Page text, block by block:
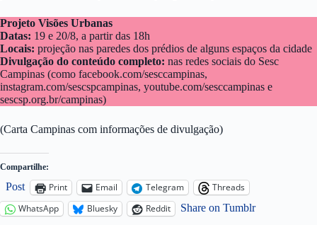
Projeto Visões Urbanas
Datas: 19 e 20/8, a partir das 18h
Locais: projeção nas paredes dos prédios de alguns espaços da cidade
Divulgação do conteúdo completo: nas redes sociais do Sesc
Campinas (como facebook.com/sesccampinas,
instagram.com/sescspcampinas, youtube.com/sesccampinas e
sescsp.org.br/campinas)
(Carta Campinas com informações de divulgação)
Compartilhe:
Post Print Email Telegram
Threads
WhatsApp
Bluesky Reddit Share on Tumblr